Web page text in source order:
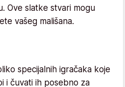
Ove slatke stvari mogu
vašeg mališana.
specijalnih igračaka koje
i čuvati ih posebno za